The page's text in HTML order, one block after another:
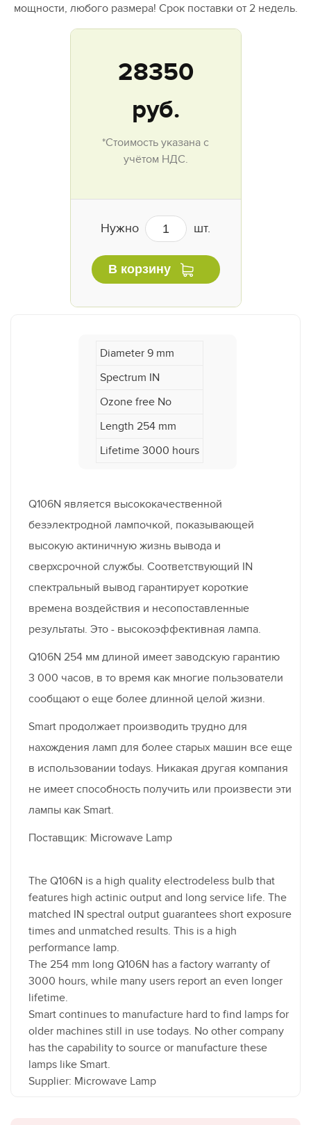
мощности, любого размера! Срок поставки от 2 недель.
28350
руб.
*Стоимость указана с
учётом НДС.
Нужно шт.
В корзину
Diameter 9 mm
Spectrum IN
Ozone free No
Length 254 mm
Lifetime 3000 hours
Q106N является высококачественной
безэлектродной лампочкой, показывающей
высокую актиничную жизнь вывода и
сверхсрочной службы. Соответствующий IN
спектральный вывод гарантирует короткие
времена воздействия и несопоставленные
результаты. Это - высокоэффективная лампа.
Q106N 254 мм длиной имеет заводскую гарантию
3 000 часов, в то время как многие пользователи
сообщают о еще более длинной целой жизни.
Smart продолжает производить трудно для
нахождения ламп для более старых машин все еще
в использовании todays. Никакая другая компания
не имеет способность получить или произвести эти
лампы как Smart.
Поставщик: Microwave Lamp
The Q106N is a high quality electrodeless bulb that
features high actinic output and long service life. The
matched IN spectral output guarantees short exposure
times and unmatched results. This is a high
performance lamp.
The 254 mm long Q106N has a factory warranty of
3000 hours, while many users report an even longer
lifetime.
Smart continues to manufacture hard to find lamps for
older machines still in use todays. No other company
has the capability to source or manufacture these
lamps like Smart.
Supplier: Microwave Lamp